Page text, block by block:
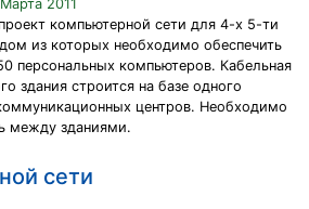
2011
компьютерной сети для 4-х 5-ти
из которых необходимо обеспечить
персональных компьютеров. Кабельная
здания строится на базе одного
центров. Необходимо
между зданиями.
сети